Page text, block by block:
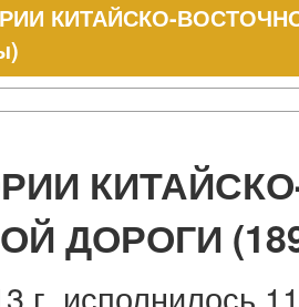
КИТАЙСКО-
ДОРОГИ